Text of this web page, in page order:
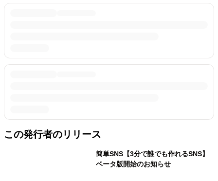
この発行者のリリース
簡単SNS【3分で誰でも作れるSNS】
ベータ版開始のお知らせ